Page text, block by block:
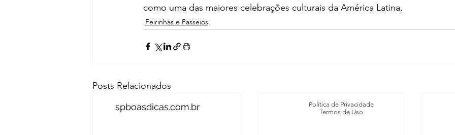
como uma das maiores celebrações culturais da América Latina.
Feirinhas e Passeios
Posts Relacionados
spboasdicas.com.br
Política de Privacidade
Termos de Uso